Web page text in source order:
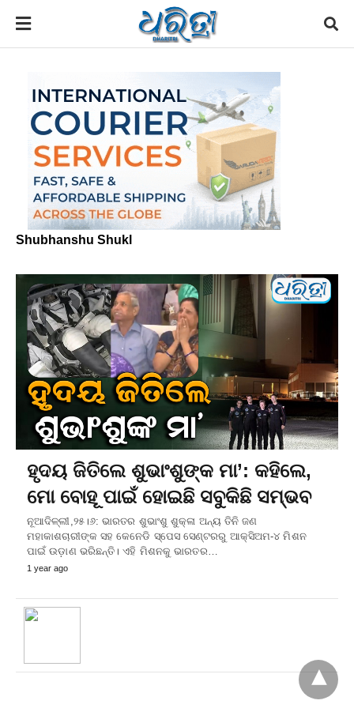
Shubhanshu Shukl
ହୃଦୟ ଜିତିଲେ ଶୁଭାଂଶୁଙ୍କ ମା’: କହିଲେ,
ମୋ ବୋହୂ ପାଇଁ ହୋଇଛି ସବୁକିଛି ସମ୍ଭବ
ନୂଆଦିଳ୍ଲୀ,୨୫।୬: ଭାରତର ଶୁଭାଂଶୁ ଶୁକ୍ଳା ଅନ୍ୟ ତିନି ଜଣ
ମହାକାଶଚାରୀଙ୍କ ସହ କେନେଡି ସ୍ପେସ ସେଣ୍ଟରରୁ ଆକ୍ସିଅମ-୪ ମିଶନ
ପାଇଁ ଉଡ଼ାଣ ଭରିଛନ୍ତି। ଏହି ମିଶନକୁ ଭାରତର…
1 year ago